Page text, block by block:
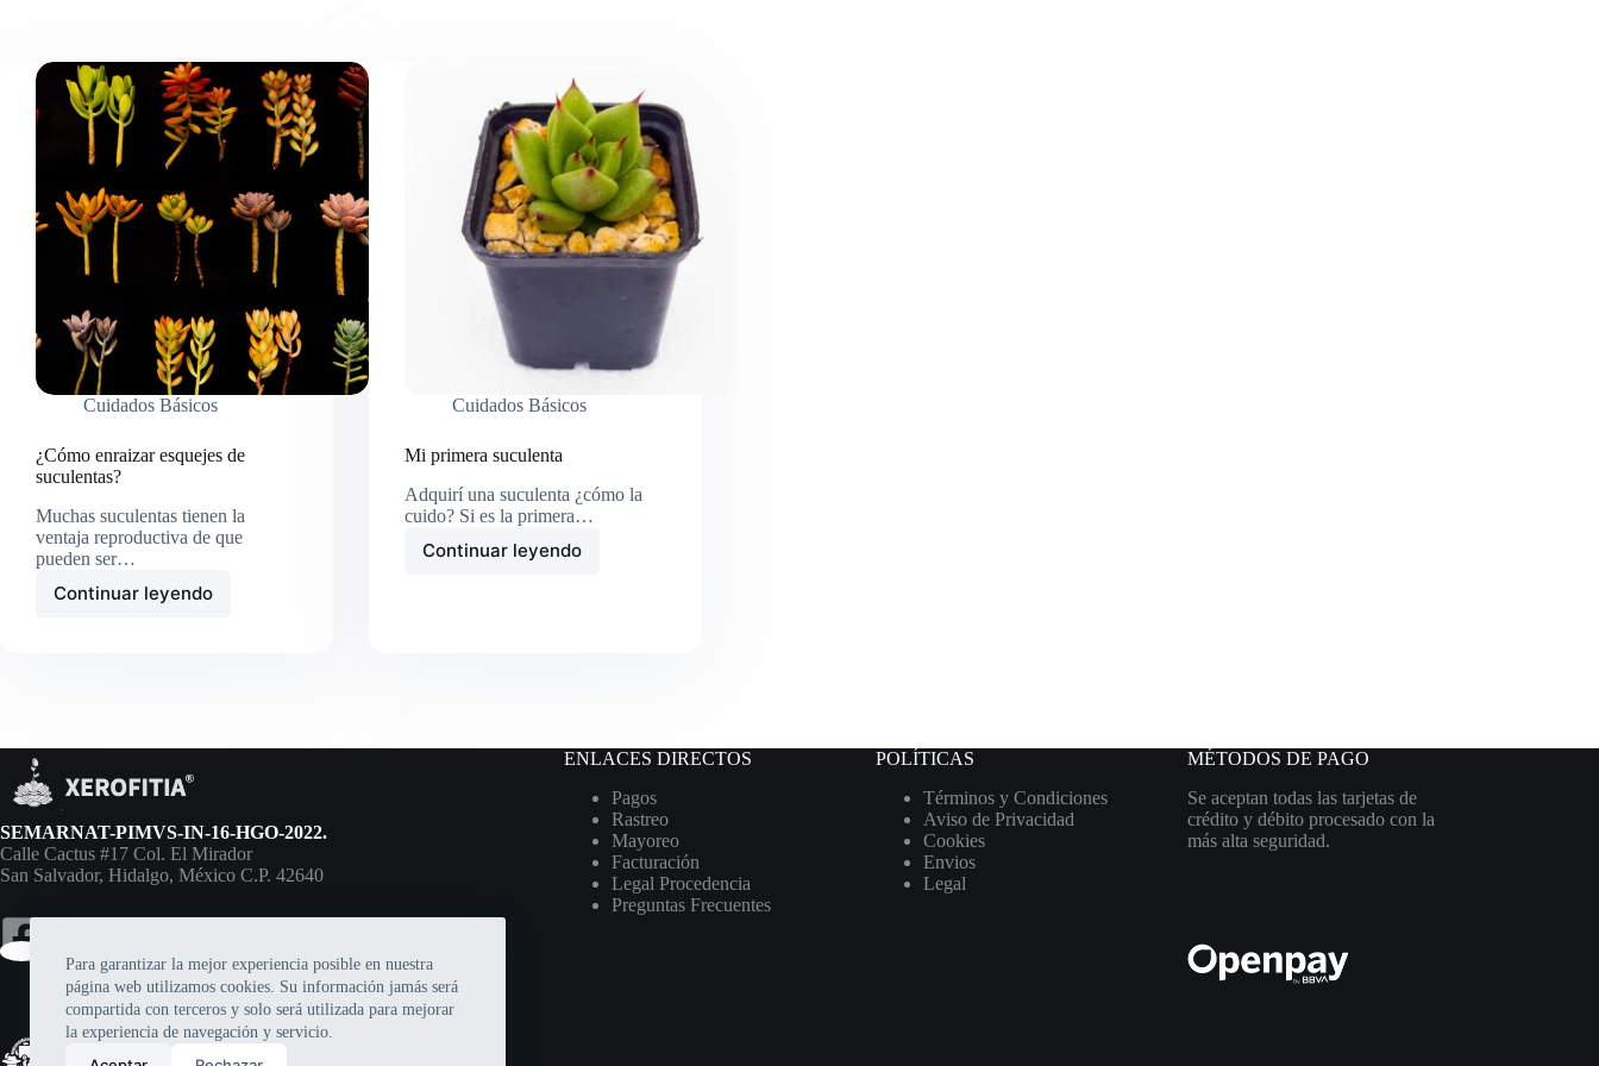
Para garantizar la mejor experiencia posible en nuestra
página web utilizamos cookies. Su información jamás será
compartida con terceros y solo será utilizada para mejorar
la experiencia de navegación y servicio.
Cuidados Básicos
¿Cómo enraizar esquejes de
suculentas?
Muchas suculentas tienen la
ventaja reproductiva de que
pueden ser…
Continuar leyendo
¿Cómo
Cuidados Básicos
Mi primera suculenta
Adquirí una suculenta ¿cómo la
cuido? Si es la primera…
Continuar leyendo
Mi
SEMARNAT-PIMVS-IN-16-HGO-2022.
Calle Cactus #17 Col. El Mirador
San Salvador, Hidalgo, México C.P. 42640
ENLACES DIRECTOS
Pagos
Rastreo
Mayoreo
Facturación
Legal Procedencia
Preguntas Frecuentes
POLÍTICAS
Términos y Condiciones
Aviso de Privacidad
Cookies
Envios
Legal
MÉTODOS DE PAGO
Se aceptan todas las tarjetas de
crédito y débito procesado con la
más alta seguridad.